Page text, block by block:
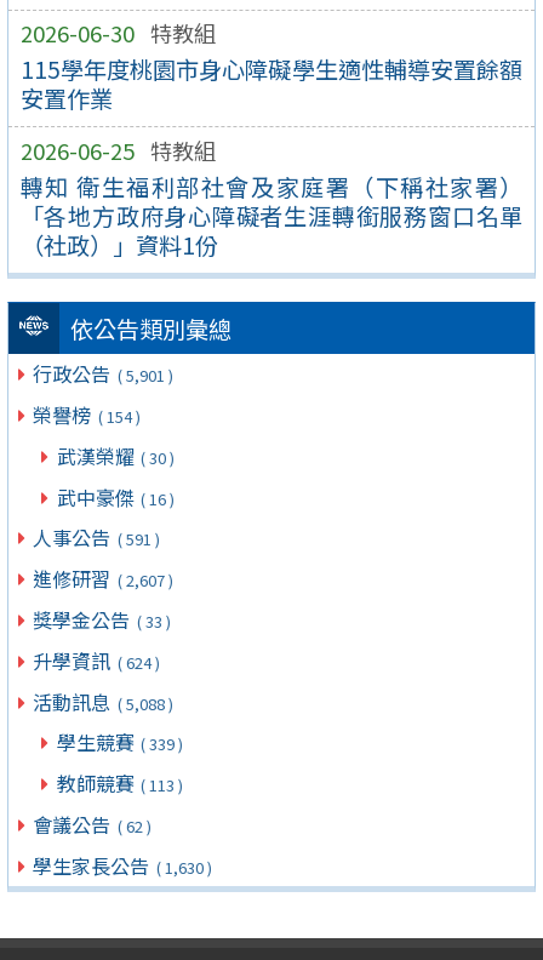
2026-06-30 特教組
115學年度桃園市身心障礙學生適性輔導安置餘額
安置作業
2026-06-25 特教組
轉知 衛生福利部社會及家庭署（下稱社家署）
「各地方政府身心障礙者生涯轉銜服務窗口名單
（社政）」資料1份
依公告類別彙總
行政公告 ( 5,901 )
榮譽榜 ( 154 )
武漢榮耀 ( 30 )
武中豪傑 ( 16 )
人事公告 ( 591 )
進修研習 ( 2,607 )
獎學金公告 ( 33 )
升學資訊 ( 624 )
活動訊息 ( 5,088 )
學生競賽 ( 339 )
教師競賽 ( 113 )
會議公告 ( 62 )
學生家長公告 ( 1,630 )